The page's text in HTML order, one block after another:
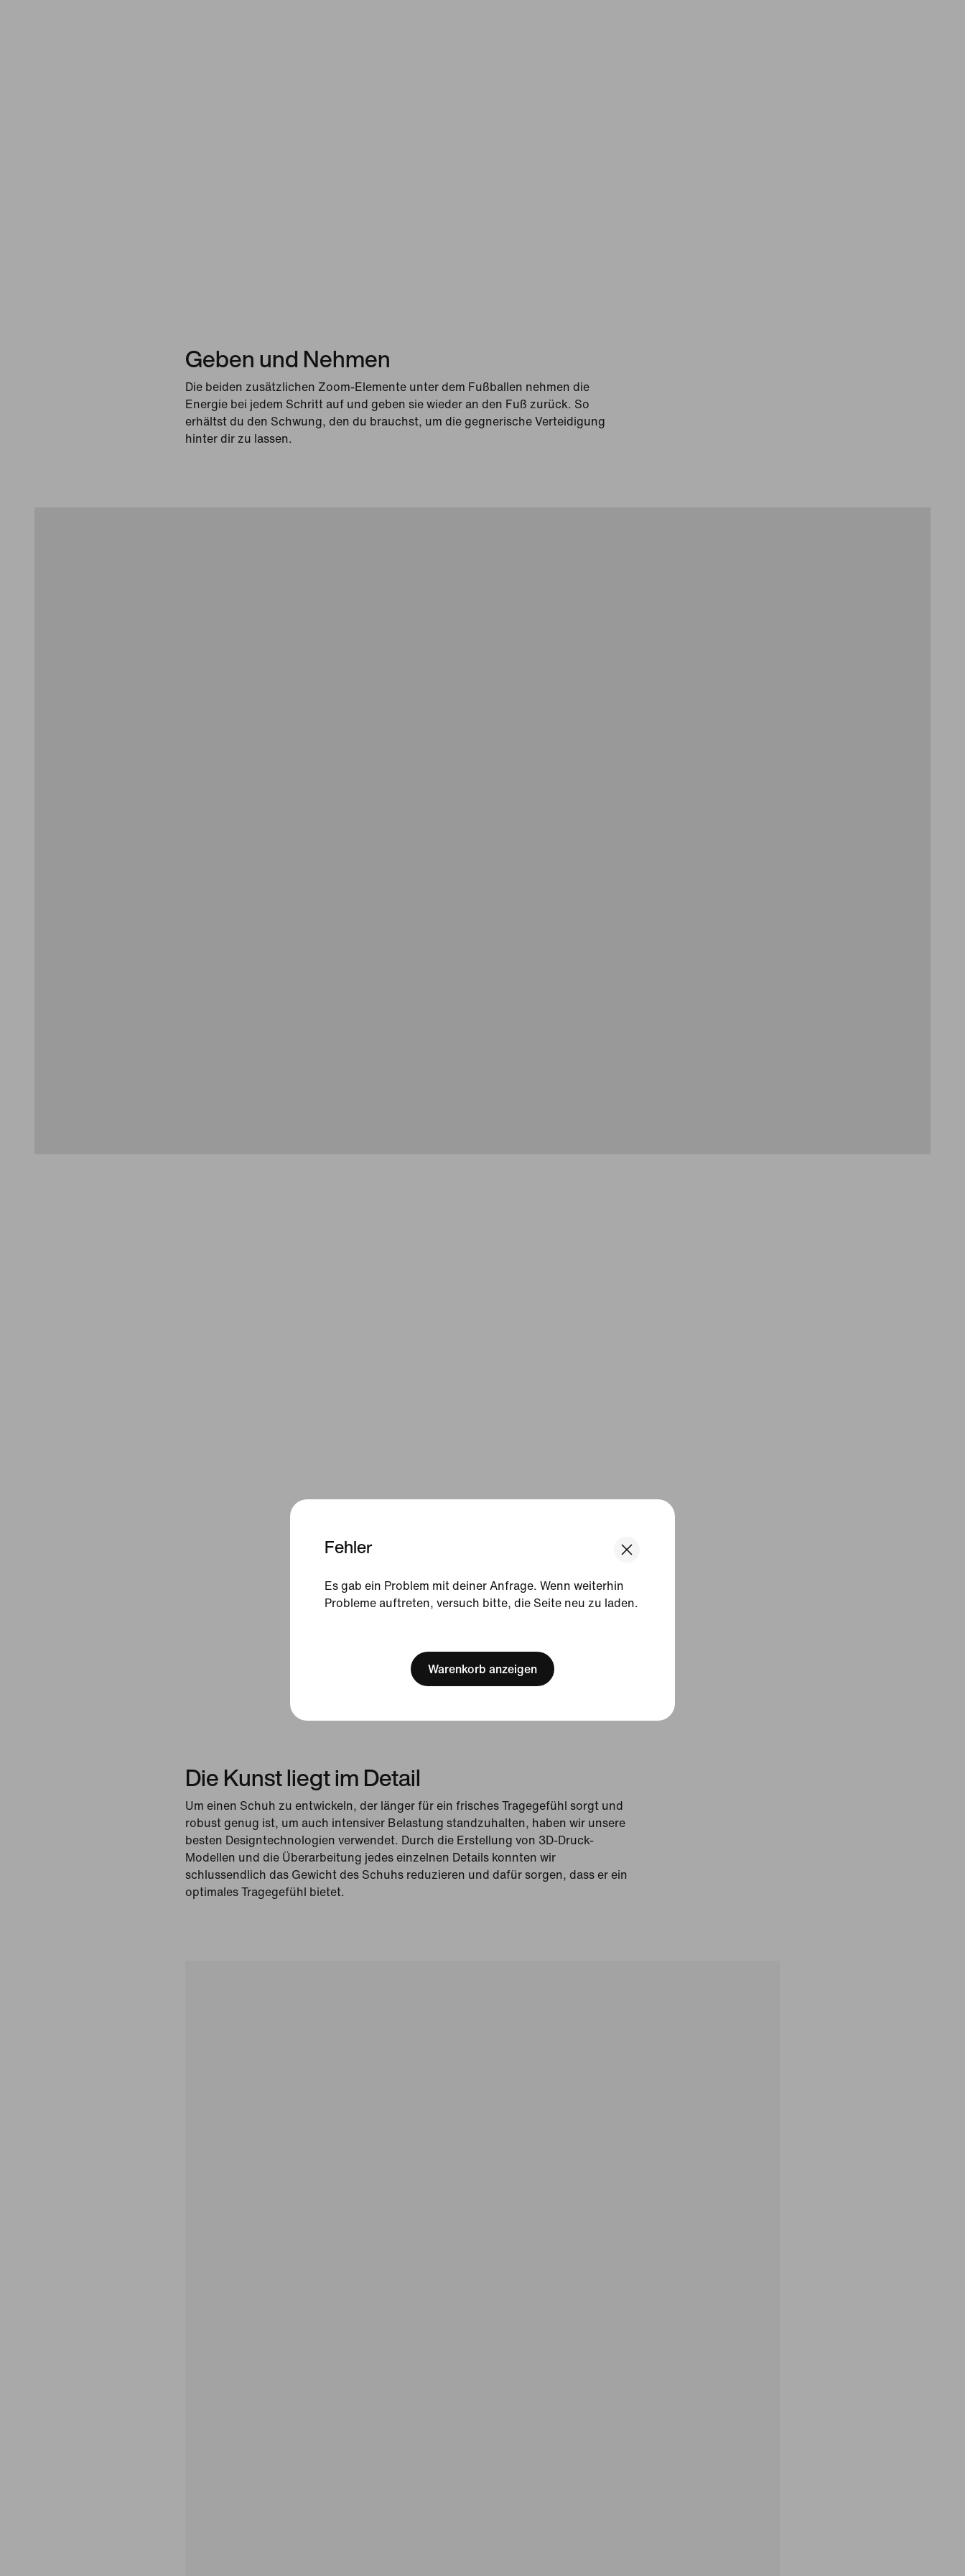
Fehler
Es gab ein Problem mit deiner Anfrage. Wenn weiterhin
Probleme auftreten, versuch bitte, die Seite neu zu laden.
Warenkorb anzeigen
Geben und Nehmen
Die beiden zusätzlichen Zoom-Elemente unter dem Fußballen nehmen die
Energie bei jedem Schritt auf und geben sie wieder an den Fuß zurück. So
erhältst du den Schwung, den du brauchst, um die gegnerische Verteidigung
hinter dir zu lassen.
Die Kunst liegt im Detail
Um einen Schuh zu entwickeln, der länger für ein frisches Tragegefühl sorgt und
robust genug ist, um auch intensiver Belastung standzuhalten, haben wir unsere
besten Designtechnologien verwendet. Durch die Erstellung von 3D-Druck-
Modellen und die Überarbeitung jedes einzelnen Details konnten wir
schlussendlich das Gewicht des Schuhs reduzieren und dafür sorgen, dass er ein
optimales Tragegefühl bietet.